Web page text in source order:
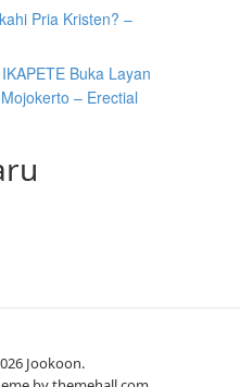
Pria Kristen? –
Buka Layan
– Erectial
Jookoon.